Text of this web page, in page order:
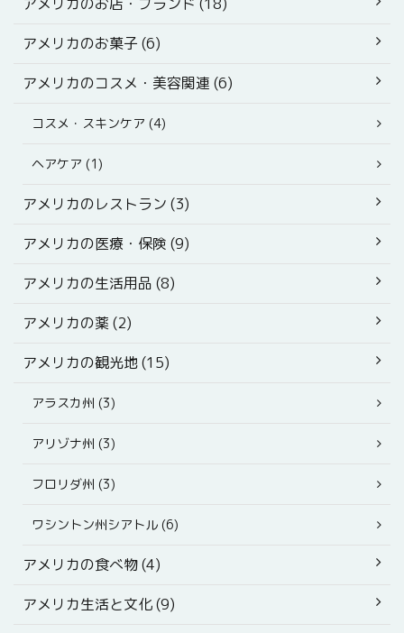
アメリカのお菓子 (6)
アメリカのコスメ・美容関連 (6)
コスメ・スキンケア (4)
ヘアケア (1)
アメリカのレストラン (3)
アメリカの医療・保険 (9)
アメリカの生活用品 (8)
アメリカの薬 (2)
アメリカの観光地 (15)
アラスカ州 (3)
アリゾナ州 (3)
フロリダ州 (3)
ワシントン州シアトル (6)
アメリカの食べ物 (4)
アメリカ生活と文化 (9)